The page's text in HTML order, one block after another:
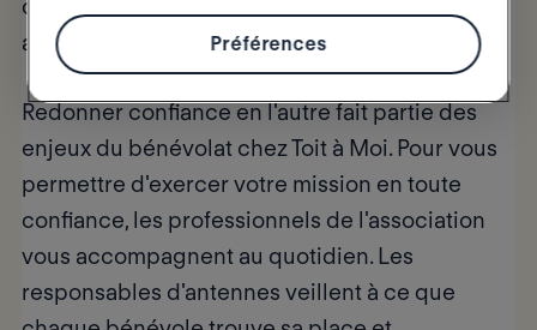
centaines de foyers en grande précarité ont
ainsi été soutenus depuis 2007.
Redonner confiance en l'autre fait partie des
enjeux du bénévolat chez Toit à Moi. Pour vous
permettre d'exercer votre mission en toute
confiance, les professionnels de l'association
vous accompagnent au quotidien. Les
responsables d'antennes veillent à ce que
Préférences